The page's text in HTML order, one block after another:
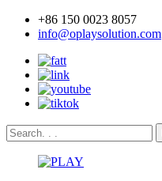
+86 150 0023 8057
info@oplaysolution.com